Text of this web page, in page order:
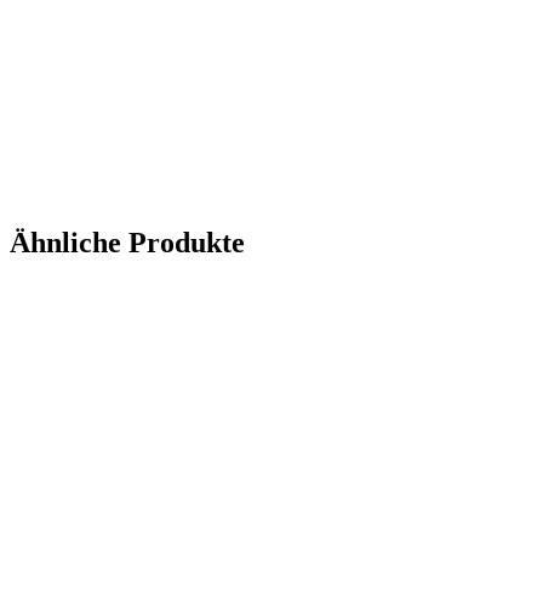
Ähnliche Produkte